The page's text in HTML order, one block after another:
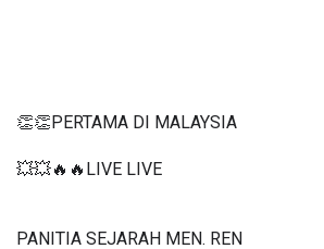
👏👏PERTAMA DI MALAYSIA
💥💥🔥🔥LIVE LIVE
PANITIA SEJARAH MEN. REN